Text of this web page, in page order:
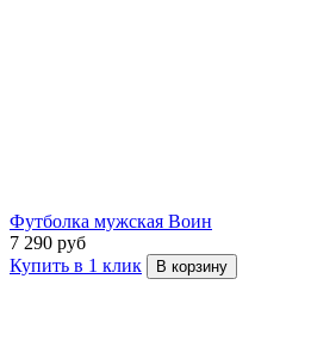
Футболка мужская Воин
7 290 руб
Купить в 1 клик
В корзину